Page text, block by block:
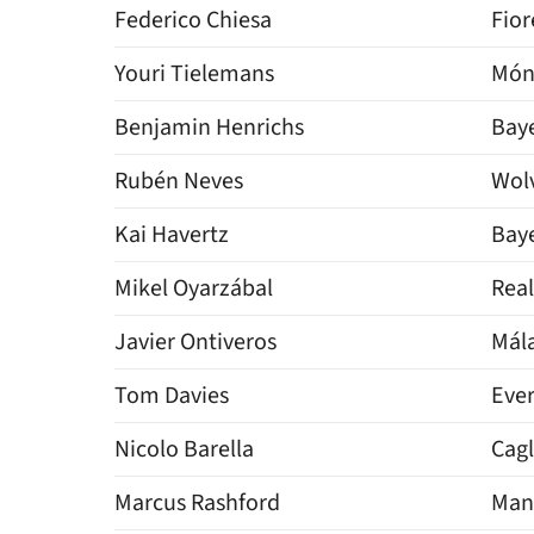
Federico Chiesa
Youri Tielemans
Benjamin Henrichs
Rubén Neves
Kai Havertz
Mikel Oyarzábal
Javier Ontiveros
Tom Davies
Nicolo Barella
Marcus Rashford